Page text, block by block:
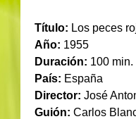
Título: Los peces
Año: 1955
Duración: 100 min.
País: España
Director: José
Guión: Carlos